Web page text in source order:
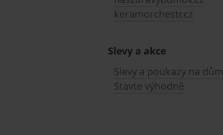
keramorchestr.cz
Slevy a akce
Slevy a poukazy na dům
Stavte výhodně